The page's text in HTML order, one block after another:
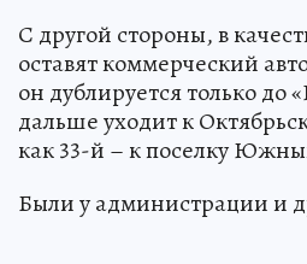
С другой стороны, в
оставят коммерческий
он дублируется только до
дальше уходит к
как 33-й – к поселку
Были у администрации и